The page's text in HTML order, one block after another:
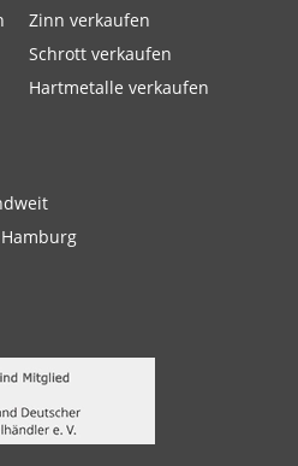
Zinn verkaufen
Schrott verkaufen
Hartmetalle verkaufen